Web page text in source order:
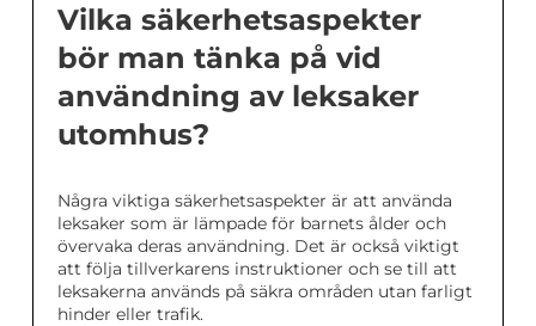
Vilka säkerhetsaspekter
bör man tänka på vid
användning av leksaker
utomhus?
Några viktiga säkerhetsaspekter är att använda
leksaker som är lämpade för barnets ålder och
övervaka deras användning. Det är också viktigt
att följa tillverkarens instruktioner och se till att
leksakerna används på säkra områden utan farligt
hinder eller trafik.